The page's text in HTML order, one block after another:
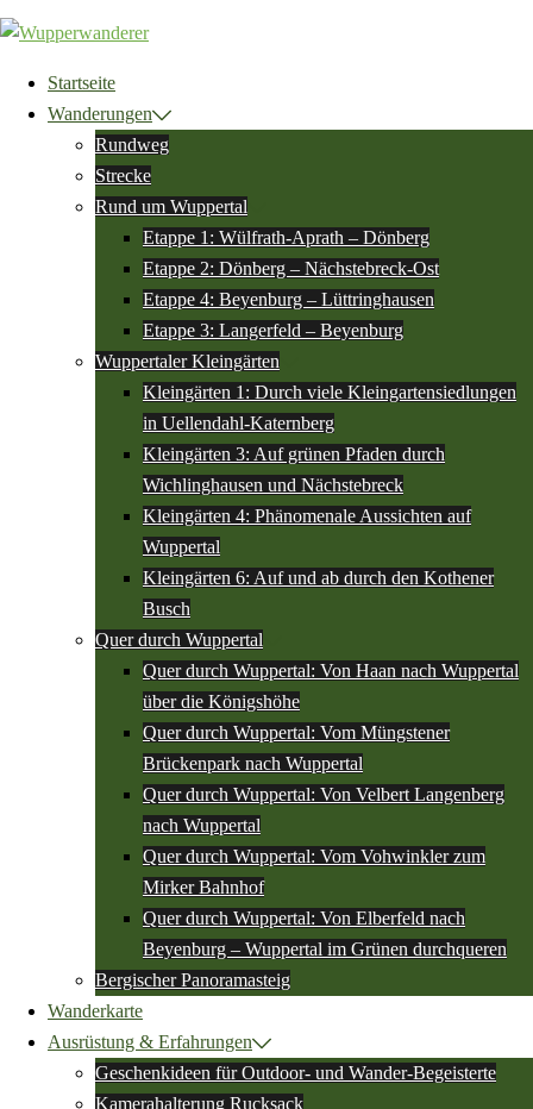
Zum
Inhalt
springenStartseite
Wanderungen
Rundweg
Strecke
Rund um Wuppertal
Etappe 1: Wülfrath-Aprath – Dönberg
Etappe 2: Dönberg – Nächstebreck-Ost
Etappe 4: Beyenburg – Lüttringhausen
Etappe 3: Langerfeld – Beyenburg
Wuppertaler Kleingärten
Kleingärten 1: Durch viele Kleingartensiedlungen
in Uellendahl-Katernberg
Kleingärten 3: Auf grünen Pfaden durch
Wichlinghausen und Nächstebreck
Kleingärten 4: Phänomenale Aussichten auf
Wuppertal
Kleingärten 6: Auf und ab durch den Kothener
Busch
Quer durch Wuppertal
Quer durch Wuppertal: Von Haan nach Wuppertal
über die Königshöhe
Quer durch Wuppertal: Vom Müngstener
Brückenpark nach Wuppertal
Quer durch Wuppertal: Von Velbert Langenberg
nach Wuppertal
Quer durch Wuppertal: Vom Vohwinkler zum
Mirker Bahnhof
Quer durch Wuppertal: Von Elberfeld nach
Beyenburg – Wuppertal im Grünen durchqueren
Bergischer Panoramasteig
Wanderkarte
Ausrüstung & Erfahrungen
Geschenkideen für Outdoor- und Wander-Begeisterte
Kamerahalterung Rucksack